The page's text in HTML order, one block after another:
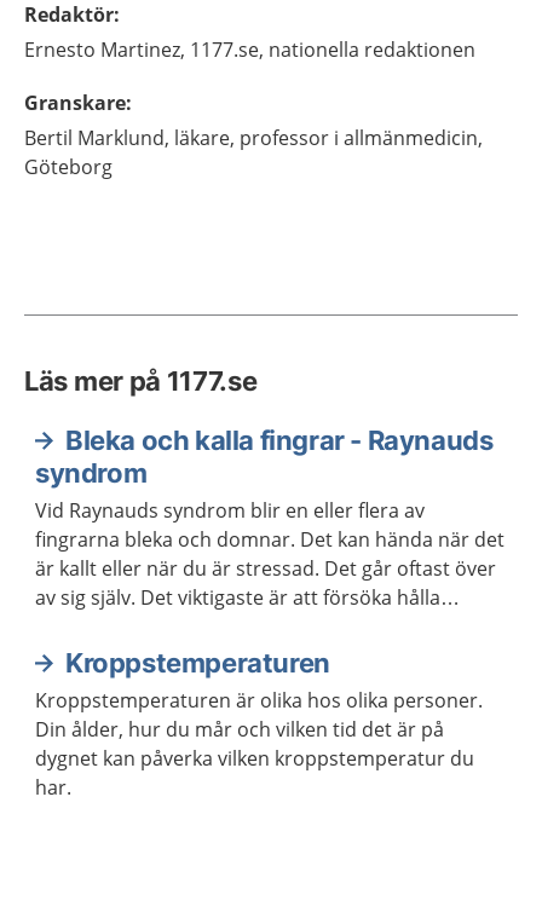
Redaktör:
Ernesto Martinez, 1177.se, nationella redaktionen
Granskare:
Bertil Marklund, läkare, professor i allmänmedicin,
Göteborg
Läs mer på 1177.se
Bleka och kalla fingrar - Raynauds
syndrom
Vid Raynauds syndrom blir en eller flera av
fingrarna bleka och domnar. Det kan hända när det
är kallt eller när du är stressad. Det går oftast över
av sig själv. Det viktigaste är att försöka hålla
åldern.Kroppstemperaturen
Kroppstemperaturen är olika hos olika personer.
Din ålder, hur du mår och vilken tid det är på
dygnet kan påverka vilken kroppstemperatur du
har.